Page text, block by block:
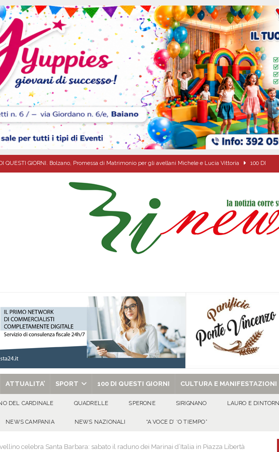
QUESTI GIORNI. Bolzano, Promessa di Matrimonio per gli avellani Michele e Lucia Vittoria 100 DI
smarrito un Chihuahua: l’appello per ritrovarlo ATTUALITA'
della Mozzarella di Bufala a Cancello ed Arnone: filiera bufalina solida ed in crescita continua AREA
del Cardinale, tragedia nel giorno di Santa Filomena: muore il 60enne Carmine Colucci
per le famiglie con persone disabili AVELLA
Venerdì 29 agosto la chiesa celebra il Martirio di san Giovanni Battista e santa Sabina EVIDENZA
ATTUALITA’ SPORT 100 DI QUESTI GIORNI CULTURA E MANIFESTAZIONI
DEL CARDINALE QUADRELLE SPERONE SIRIGNANO LAURO E DINTORNI
NEWS CAMPANIA NEWS NAZIONALI “A VOCE D’ ‘O TIEMPO”
celebra Santa Barbara: sabato il raduno dei Marinai d’Italia in Piazza Libertà